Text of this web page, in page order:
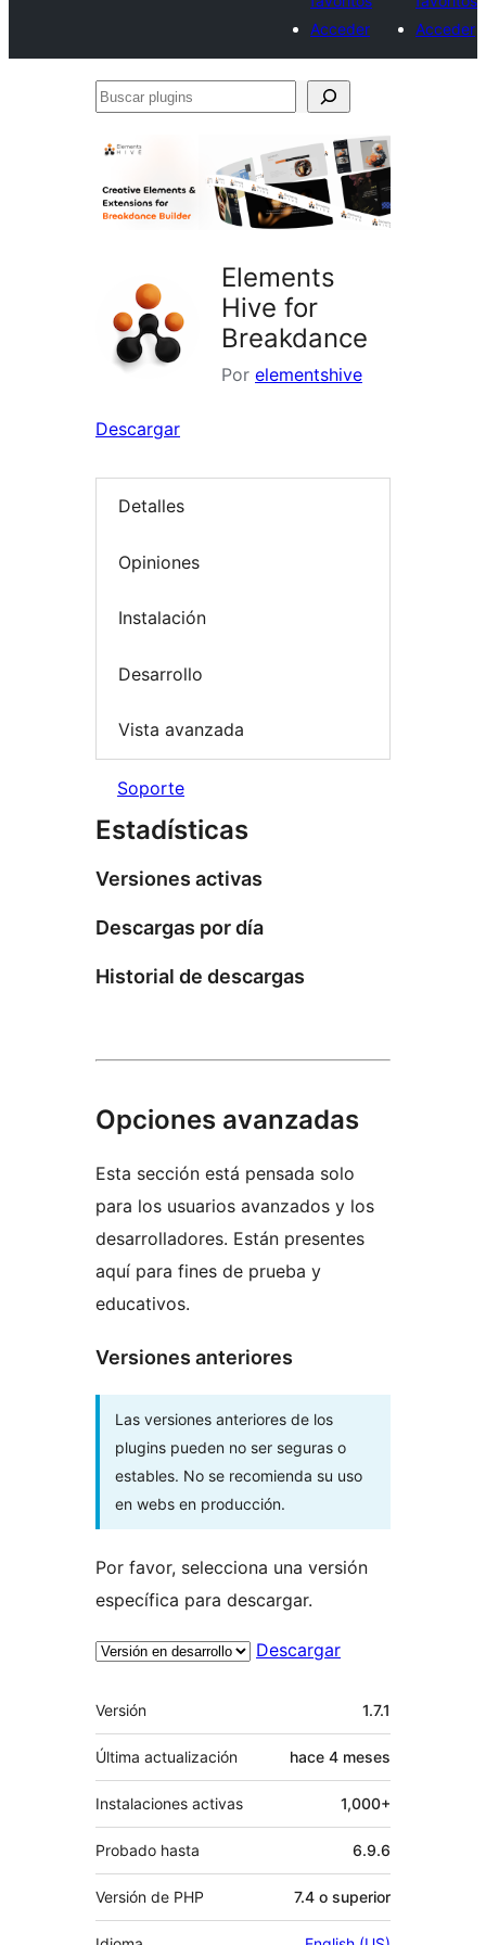
Acceder
Acceder
Buscar
Elements
Hive for
Breakdance
Por elementshive
Descargar
Detalles
Opiniones
Instalación
Desarrollo
Vista avanzada
Soporte
Estadísticas
Versiones activas
Descargas por día
Historial de descargas
Opciones avanzadas
Esta sección está pensada solo
para los usuarios avanzados y los
desarrolladores. Están presentes
aquí para fines de prueba y
educativos.
Versiones anteriores
Las versiones anteriores de los
plugins pueden no ser seguras o
estables. No se recomienda su uso
en webs en producción.
Por favor, selecciona una versión
específica para descargar.
Descargar
Meta
Versión 1.7.1
Última actualización hace 4 meses
Instalaciones activas 1,000+
Probado hasta 6.9.6
Versión de PHP 7.4 o superior